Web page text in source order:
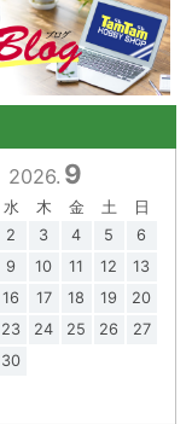
2026. 9
水 木 金 土
日
2 3 4 5
6
9 10 11 12
13
16 17 18 19
20
23 24 25 26
27
30